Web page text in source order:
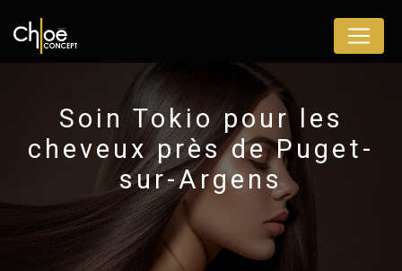
Soin Tokio pour les
cheveux près de Puget-
sur-Argens